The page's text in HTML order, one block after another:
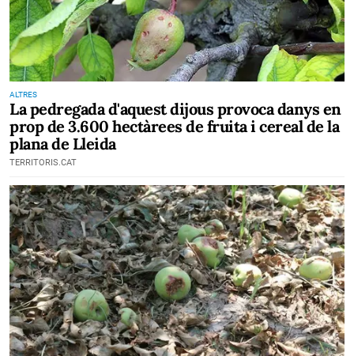
ALTRES
La pedregada d'aquest dijous provoca danys en
prop de 3.600 hectàrees de fruita i cereal de la
plana de Lleida
TERRITORIS.CAT